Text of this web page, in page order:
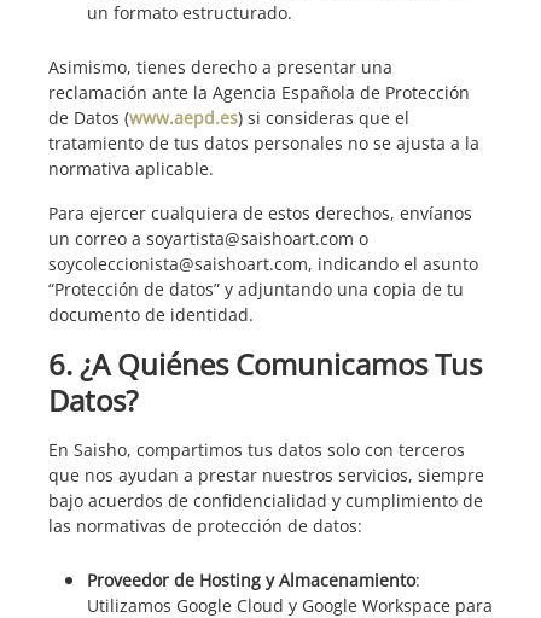
un formato estructurado.
Asimismo, tienes derecho a presentar una
reclamación ante la Agencia Española de Protección
de Datos (www.aepd.es) si consideras que el
tratamiento de tus datos personales no se ajusta a la
normativa aplicable.
Para ejercer cualquiera de estos derechos, envíanos
un correo a soyartista@saishoart.com o
soycoleccionista@saishoart.com, indicando el asunto
“Protección de datos” y adjuntando una copia de tu
documento de identidad.
6. ¿A Quiénes Comunicamos Tus
Datos?
En Saisho, compartimos tus datos solo con terceros
que nos ayudan a prestar nuestros servicios, siempre
bajo acuerdos de confidencialidad y cumplimiento de
las normativas de protección de datos:
Proveedor de Hosting y Almacenamiento:
Utilizamos Google Cloud y Google Workspace para